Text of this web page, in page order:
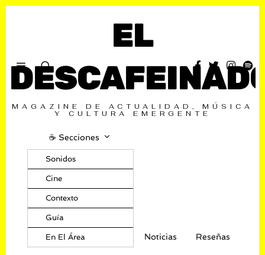
EL
MAGAZINE DE ACTUALIDAD, MÚSICA
Y CULTURA EMERGENTE
☕️ Secciones
Sonidos
Cine
Contexto
Guía
En El Área Noticias Reseñas